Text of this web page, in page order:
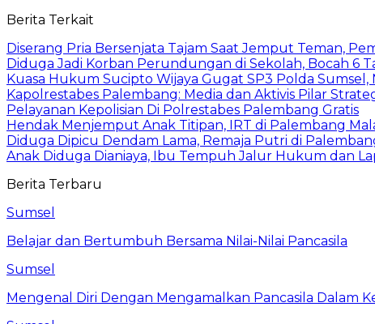
Berita Terkait
Diserang Pria Bersenjata Tajam Saat Jemput Teman,
Diduga Jadi Korban Perundungan di Sekolah, Bocah 6
Kuasa Hukum Sucipto Wijaya Gugat SP3 Polda
Kapolrestabes Palembang: Media dan Aktivis Pilar
Pelayanan Kepolisian Di Polrestabes Palembang Gratis
Hendak Menjemput Anak Titipan, IRT di Palembang
Diduga Dipicu Dendam Lama, Remaja Putri di
Anak Diduga Dianiaya, Ibu Tempuh Jalur Hukum dan
Berita Terbaru
Sumsel
Belajar dan Bertumbuh Bersama Nilai-Nilai Pancasila
Sumsel
Mengenal Diri Dengan Mengamalkan Pancasila Dalam